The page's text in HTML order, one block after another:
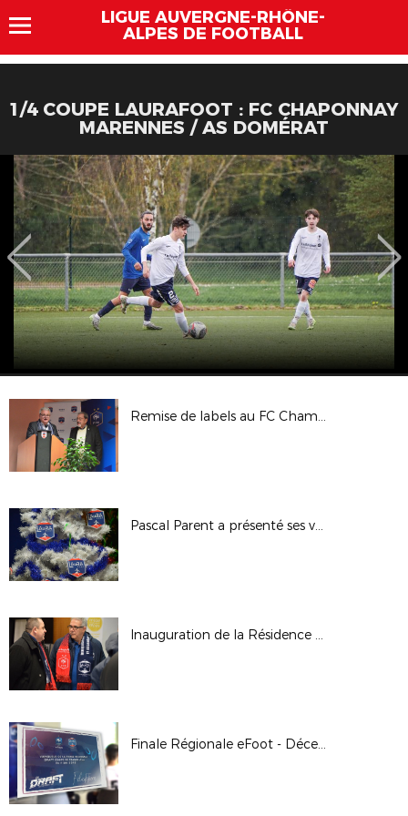
LIGUE AUVERGNE-RHÔNE-
ALPES DE FOOTBALL
1/4 COUPE LAURAFOOT : FC CHAPONNAY
MARENNES / AS DOMÉRAT
Remise de labels au FC Chamalières
Pascal Parent a présenté ses voeux
Inauguration de la Résidence Espoirs (Tola Vologe), mercredi 11 décembre 2019
Finale Régionale eFoot - Décembre 2019